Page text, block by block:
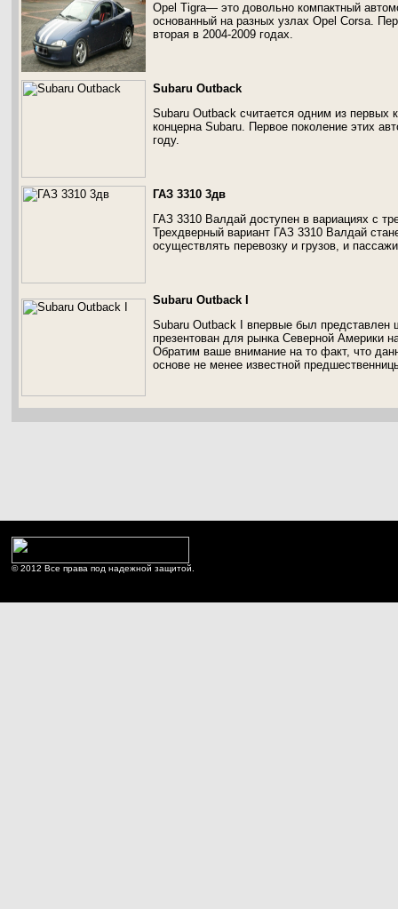
Opel Tigra— это довольно компактный
основанный на разных узлах Opel Corsa.
вторая в 2004-2009 годах.
Subaru Outback
Subaru Outback считается одним из первых
концерна Subaru. Первое поколение этих
году.
ГАЗ 3310 3дв
ГАЗ 3310 Валдай доступен в вариациях с
Трехдверный вариант ГАЗ 3310 Валдай
осуществлять перевозку и грузов, и
Subaru Outback I
Subaru Outback I впервые был представлен
презентован для рынка Северной Америки
Обратим ваше внимание на то факт, что
основе не менее известной
© 2012 Все права под надежной защитой.